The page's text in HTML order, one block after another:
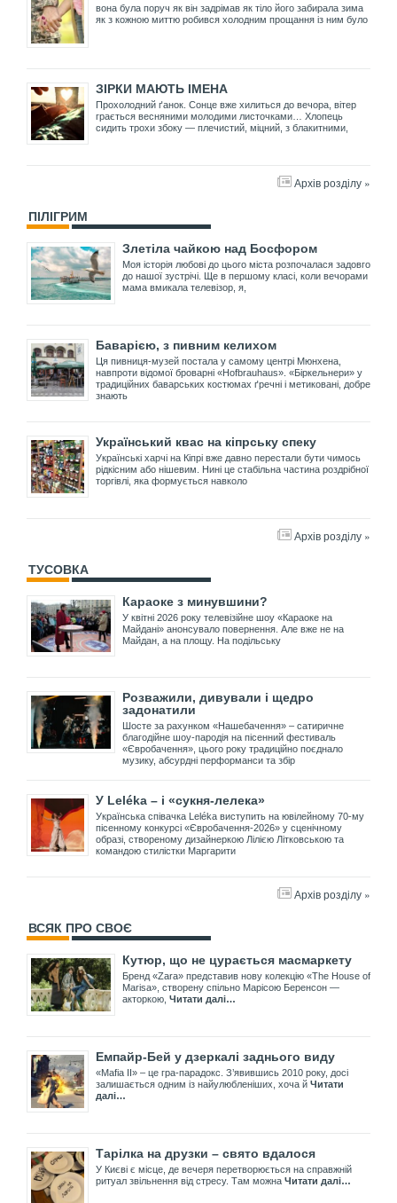
вона була поруч як він задрімав як тіло його забирала зима
як з кожною миттю робився холодним прощання із ним було
ЗІРКИ МАЮТЬ ІМЕНА
Прохолодний ґанок. Сонце вже хилиться до вечора, вітер
грається весняними молодими листочками… Хлопець
сидить трохи збоку — плечистий, міцний, з блакитними,
Архів розділу »
ПІЛІГРИМ
Злетіла чайкою над Босфором
Моя історія любові до цього міста розпочалася задовго
до нашої зустрічі. Ще в першому класі, коли вечорами
мама вмикала телевізор, я,
Баварією, з пивним келихом
Ця пивниця-музей постала у самому центрі Мюнхена,
навпроти відомої броварні «Hofbrauhaus». «Біркельнери» у
традиційних баварських костюмах ґречні і метиковані, добре
знають
Український квас на кіпрську спеку
Українські харчі на Кіпрі вже давно перестали бути чимось
рідкісним або нішевим. Нині це стабільна частина роздрібної
торгівлі, яка формується навколо
Архів розділу »
ТУСОВКА
Караоке з минувшини?
У квітні 2026 року телевізійне шоу «Караоке на
Майдані» анонсувало повернення. Але вже не на
Майдан, а на площу. На подільську
Розважили, дивували і щедро
задонатили
Шосте за рахунком «Нашебачення» – сатиричне
благодійне шоу-пародія на пісенний фестиваль
«Євробачення», цього року традиційно поєднало
музику, абсурдні перформанси та збір
У Leléka – і «сукня-лелека»
Українська співачка Leléka виступить на ювілейному 70-му
пісенному конкурсі «Євробачення-2026» у сценічному
образі, створеному дизайнеркою Лілією Літковською та
командою стилістки Маргарити
Архів розділу »
ВСЯК ПРО СВОЄ
Кутюр, що не цурається масмаркету
Бренд «Zara» представив нову колекцію «The House of
Marisa», створену спільно Марісою Беренсон —
акторкою, Читати далі…
Емпайр-Бей у дзеркалі заднього виду
«Mafia II» – це гра-парадокс. З’явившись 2010 року, досі
залишається одним із найулюбленіших, хоча й Читати
далі…
Тарілка на друзки – свято вдалося
У Києві є місце, де вечеря перетворюється на справжній
ритуал звільнення від стресу. Там можна Читати далі…